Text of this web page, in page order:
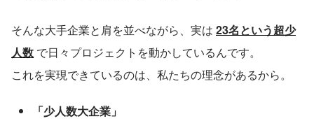
そんな大手企業と肩を並べながら、実は 23名という超少
人数 で日々プロジェクトを動かしているんです。
これを実現できているのは、私たちの理念があるから。
「少人数大企業」